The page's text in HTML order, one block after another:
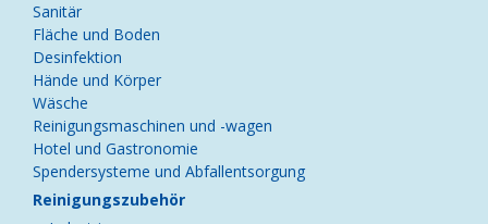
Sanitär
Fläche und Boden
Desinfektion
Hände und Körper
Wäsche
Reinigungsmaschinen und -wagen
Hotel und Gastronomie
Spendersysteme und Abfallentsorgung
Reinigungszubehör